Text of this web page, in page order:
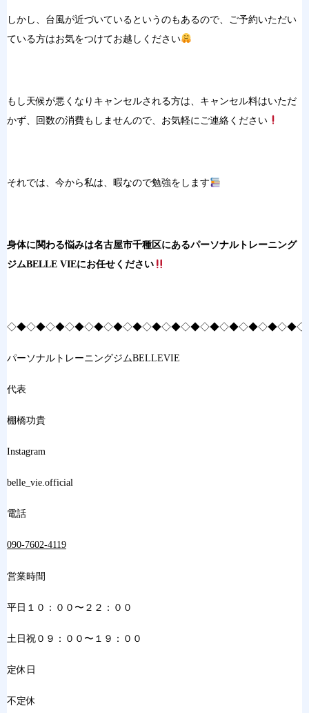
しかし、台風が近づいているというのもあるので、ご予約いただい
ている方はお気をつけてお越しください
もし天候が悪くなりキャンセルされる方は、キャンセル料はいただ
かず、回数の消費もしませんので、お気軽にご連絡ください
それでは、今から私は、暇なので勉強をします
身体に関わる悩みは名古屋市千種区にあるパーソナルトレーニング
ジムBELLE VIEにお任せください
パーソナルトレーニングジムBELLEVIE
代表
棚橋功貴
Instagram
belle_vie.official
電話
090-7602-4119
営業時間
平日１０：００〜２２：００
土日祝０９：００〜１９：００
定休日
不定休